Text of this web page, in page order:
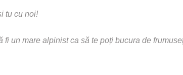
tu cu noi!
fi un mare alpinist ca să te poți bucura de